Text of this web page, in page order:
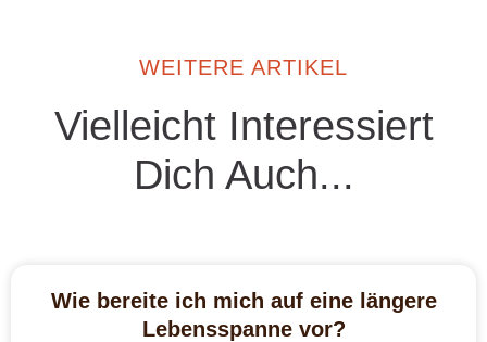
WEITERE ARTIKEL
Vielleicht Interessiert
Dich Auch...
Wie bereite ich mich auf eine längere
Lebensspanne vor?